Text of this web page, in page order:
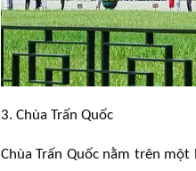
3. Chùa Trấn Quốc
Chùa Trấn Quốc nằm trên